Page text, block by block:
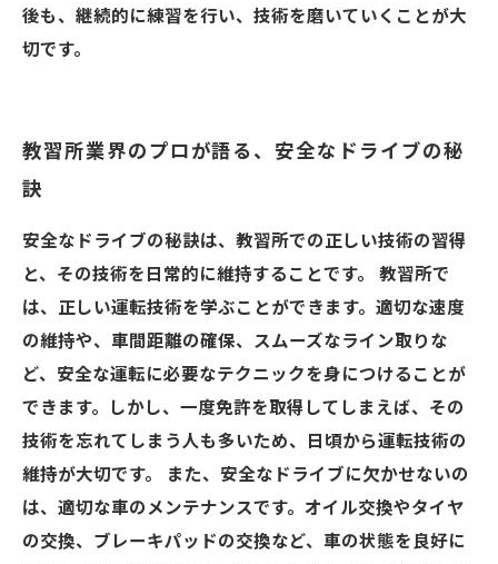
後も、継続的に練習を行い、技術を磨いていくことが大
切です。
教習所業界のプロが語る、安全なドライブの秘
訣
安全なドライブの秘訣は、教習所での正しい技術の習得
と、その技術を日常的に維持することです。 教習所で
は、正しい運転技術を学ぶことができます。適切な速度
の維持や、車間距離の確保、スムーズなライン取りな
ど、安全な運転に必要なテクニックを身につけることが
できます。しかし、一度免許を取得してしまえば、その
技術を忘れてしまう人も多いため、日頃から運転技術の
維持が大切です。 また、安全なドライブに欠かせないの
は、適切な車のメンテナンスです。オイル交換やタイヤ
の交換、ブレーキパッドの交換など、車の状態を良好に